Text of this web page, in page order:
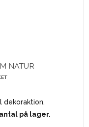
NATUR
dekoraktion.
på lager.